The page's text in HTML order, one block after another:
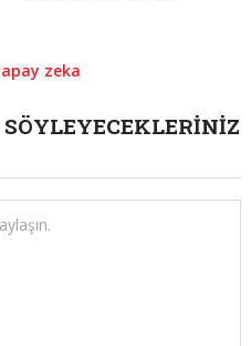
zeka